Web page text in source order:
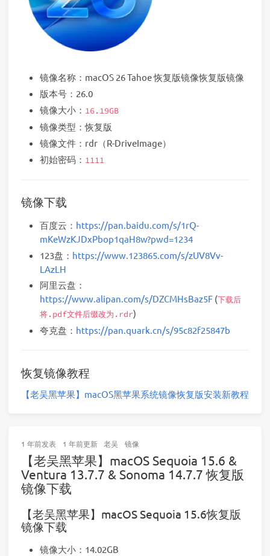
镜像名称：macOS 26 Tahoe 恢复版镜像恢复版镜像
版本号：26.0
镜像大小： 16.19GB
镜像类型：恢复版
镜像文件：rdr（R-DriveImage）
初始密码： 1111
镜像下载
百度云： https://pan.baidu.com/s/1rQ-
mKeWzKJDxPbop1qaH8w?pwd=1234
123盘： https://www.123865.com/s/zUV8Vv-
LAzLH
阿里云盘：
https://www.alipan.com/s/DZCMHsBaz5F(下载后
将.pdf文件后缀改为.rdr)
夸克盘： https://pan.quark.cn/s/95c82f25847b
恢复镜像教程
【老吴黑苹果】macOS黑苹果系统镜像恢复版安装新教程
1 年前发表 1 年前更新 老吴 镜像
【老吴黑苹果】macOS Sequoia 15.6 &
Ventura 13.7.7 & Sonoma 14.7.7 恢复版
镜像下载
【老吴黑苹果】macOS Sequoia 15.6恢复版
镜像下载
镜像大小：14.02GB